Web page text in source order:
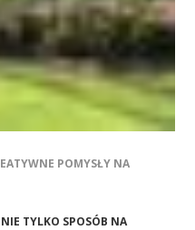
POMYSŁY NA
TYLKO SPOSÓB NA